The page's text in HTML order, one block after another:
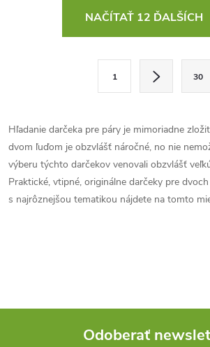
d
a
c
i
v
NAČÍTAŤ 12 ĎALŠÍCH
á
n
k
o
v
1 30
Hľadanie darčeka pre páry je mimoriadne
dvom ľuďom je obzvlášť náročné, no nie
výberu týchto darčekov venovali obzvlášť
Praktické, vtipné, originálne darčeky pre
s najrôznejšou tematikou nájdete na tomto
Odoberať